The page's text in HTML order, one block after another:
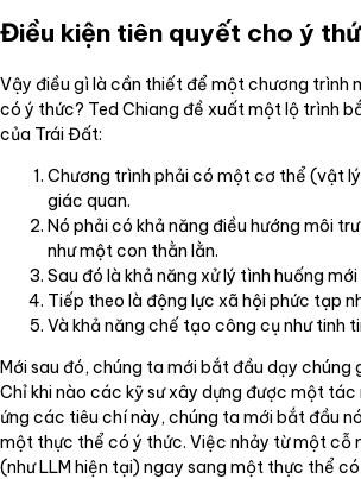
Điều kiện tiên quyết cho ý
Vậy điều gì là cần thiết để một chương trình
có ý thức? Ted Chiang đề xuất một lộ trình
của Trái Đất:
Chương trình phải có một cơ thể (vật
giác quan.
Nó phải có khả năng điều hướng môi
như một con thằn lằn.
Sau đó là khả năng xử lý tình huống
Tiếp theo là động lực xã hội phức tạp
Và khả năng chế tạo công cụ như tinh
Mới sau đó, chúng ta mới bắt đầu dạy chúng
Chỉ khi nào các kỹ sư xây dựng được một
ứng các tiêu chí này, chúng ta mới bắt đầu
một thực thể có ý thức. Việc nhảy từ một cỗ
(như LLM hiện tại) ngay sang một thực thể